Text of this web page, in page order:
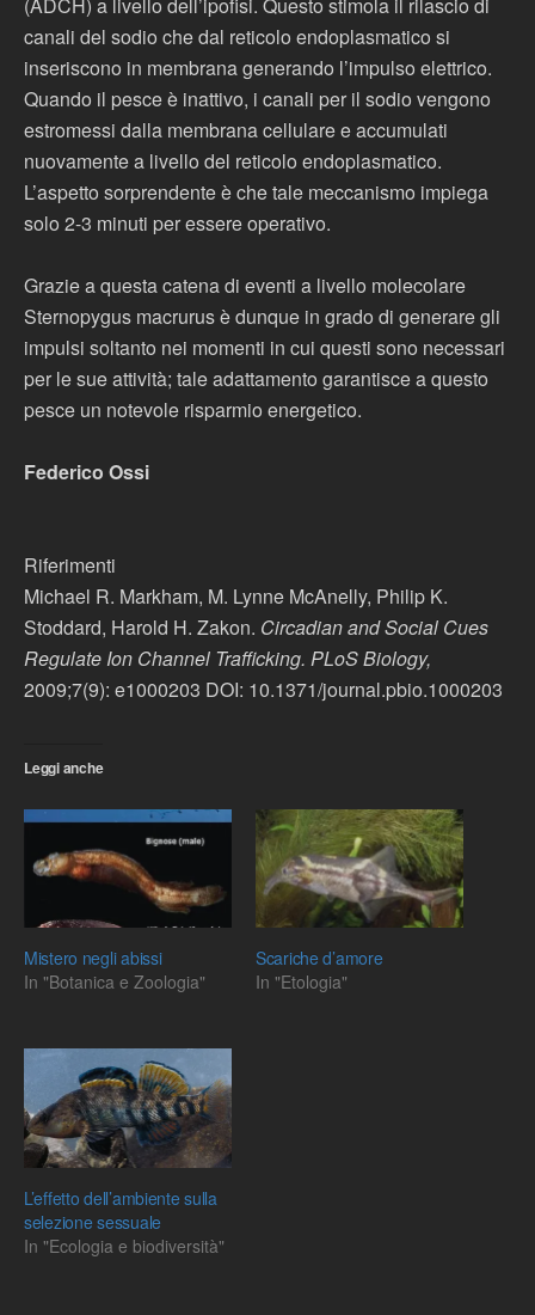
canali del sodio che dal reticolo endoplasmatico si
inseriscono in membrana generando l’impulso elettrico.
Quando il pesce è inattivo, i canali per il sodio vengono
estromessi dalla membrana cellulare e accumulati
nuovamente a livello del reticolo endoplasmatico.
L’aspetto sorprendente è che tale meccanismo impiega
solo 2-3 minuti per essere operativo.
Grazie a questa catena di eventi a livello molecolare
Sternopygus macrurus è dunque in grado di generare gli
impulsi soltanto nei momenti in cui questi sono necessari
per le sue attività; tale adattamento garantisce a questo
pesce un notevole risparmio energetico.
Federico Ossi
Riferimenti
Michael R. Markham, M. Lynne McAnelly, Philip K.
Stoddard, Harold H. Zakon. Circadian and Social Cues
Regulate Ion Channel Trafficking. PLoS Biology,
2009;7(9): e1000203 DOI: 10.1371/journal.pbio.1000203
Leggi anche
Mistero negli abissi
In "Botanica e Zoologia"
Scariche d’amore
In "Etologia"
L’effetto dell’ambiente sulla
selezione sessuale
In "Ecologia e biodiversità"